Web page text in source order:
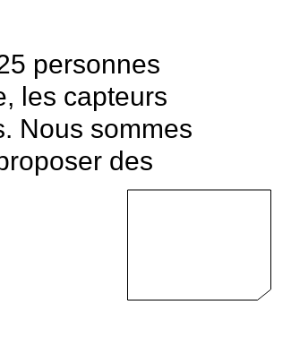
personnes
les capteurs
Nous sommes
des